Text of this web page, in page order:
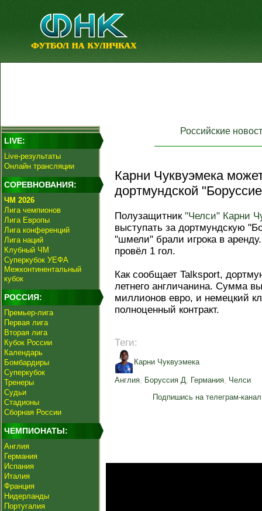
LIVE:
Live-результаты
Онлайн трансляции
СОРЕВНОВАНИЯ:
ЧМ 2026
Лига чемпионов
Лига Европы
Лига конференций
Лига наций
Клубный ЧМ
Суперкубок УЕФА
Межконтинентальный
кубок
РОССИЯ:
Премьер-лига
Первая лига
Вторая лига
Кубок России
Календарь
Бомбардиры
Суперкубок
Тренеры
Судьи
Стадионы
Сборная России
ЧЕМПИОНАТЫ:
Англия
Германия
Испания
Италия
Франция
Нидерланды
Португалия
Российские
Карни Чуквуэмека
дортмундской
Полузащитник "Челси" Карни
выступать за дортмундскую
"шмели" брали игрока в
провёл 1 гол.
Как сообщает Talksport,
летнего англичанина. Сумма
миллионов евро, и немецкий
полноценный контракт.
Теги:
Карни Чуквуэмека
Англия, Боруссия Д, Германия, Челси
Подпишись на телеграм-